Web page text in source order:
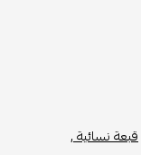
قبعة نسائية ,